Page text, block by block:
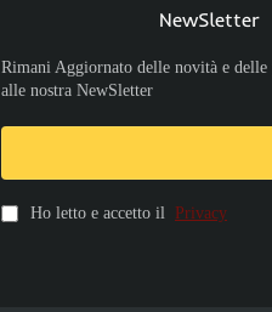
NewSletter
Rimani Aggiornato delle novità e
alle nostra NewSletter
Ho letto e accetto il Privacy